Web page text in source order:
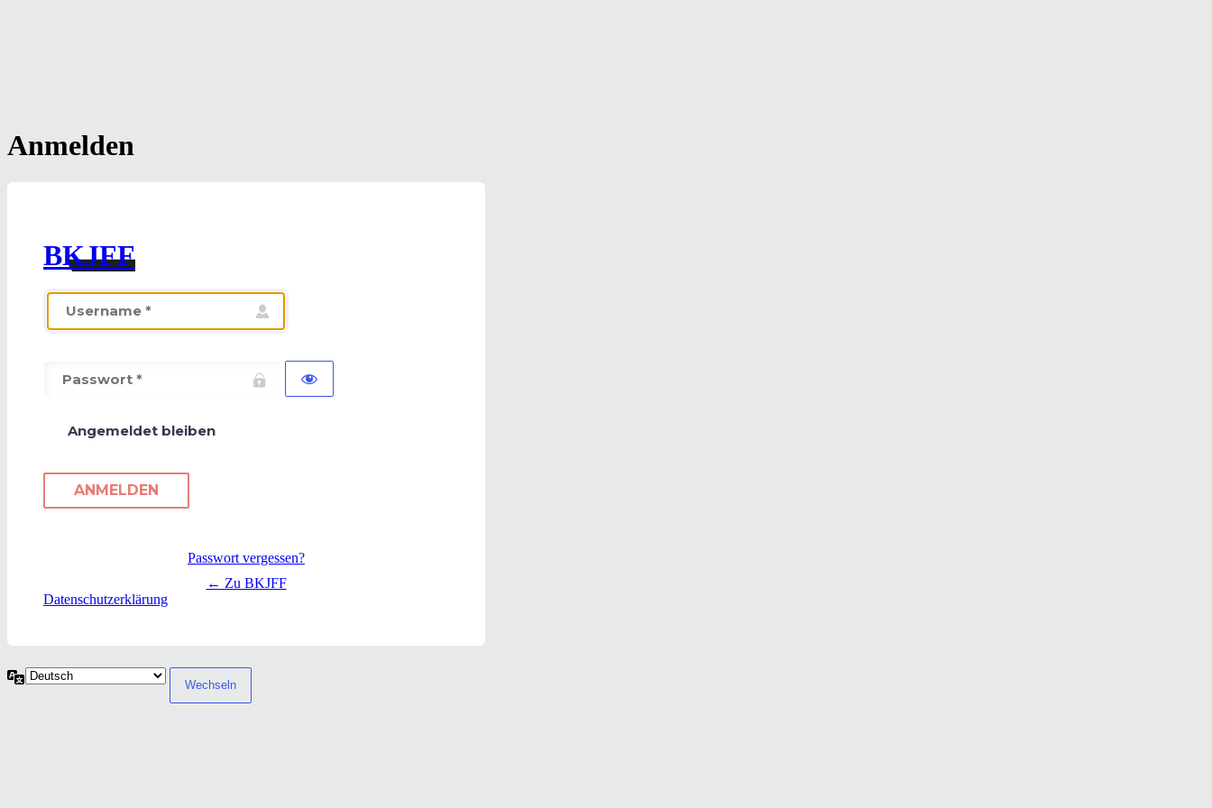
Anmelden
BKJFF
Angemeldet bleiben
Passwort vergessen?
← Zu BKJFF
Datenschutzerklärung